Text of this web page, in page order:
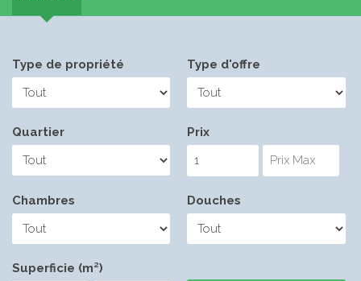
Type de propriété Type d'offre
Quartier Prix
Chambres Douches
Superficie (m²)